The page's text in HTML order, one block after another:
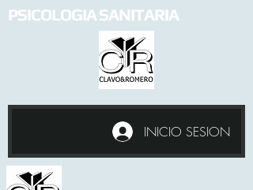
INICIO SESION
PSICOLOGIA SANITARIA